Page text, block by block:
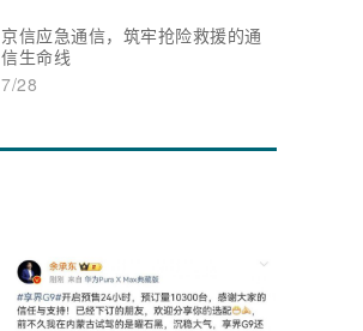
京信应急通信，筑牢抢险救援的通
信生命线
7/28